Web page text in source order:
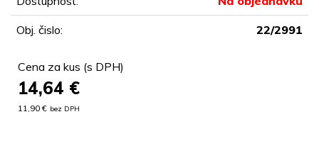
Obj. čislo: 22/2991
Cena za kus (s DPH)
14,64 €
11,90 € bez DPH